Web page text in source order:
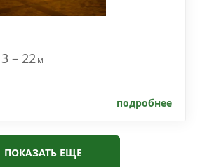
3 – 22м
подробнее
ПОКАЗАТЬ ЕЩЕ